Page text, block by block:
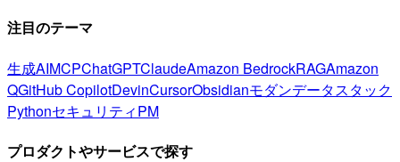
注目のテーマ
生成AIMCPChatGPTClaudeAmazon BedrockRAGAmazon
QGitHub CopilotDevinCursorObsidianモダンデータスタック
PythonセキュリティPM
プロダクトやサービスで探す